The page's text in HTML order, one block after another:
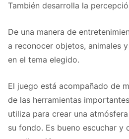
También desarrolla la
De una manera de
a reconocer objetos, animales
en el tema elegido.
El juego está acompañado de
de las herramientas
utiliza para crear una
su fondo. Es bueno escuchar y